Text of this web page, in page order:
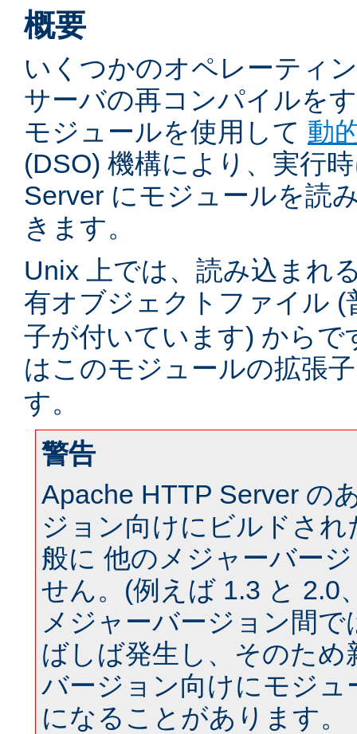
概要
いくつかのオペレーティ
サーバの再コンパイルを
モジュールを使用して 動
(DSO) 機構により、実行
Server にモジュールを読
きます。
Unix 上では、読み込まれ
有オブジェクトファイル
子が付いています) からで
はこのモジュールの拡張
す。
警告
Apache HTTP Server の
ジョン向けにビルドさ
般に 他のメジャーバー
せん。(例えば 1.3 と 2.0
メジャーバージョン間
ばしば発生し、そのため
バージョン向けにモジュ
になることがあります。